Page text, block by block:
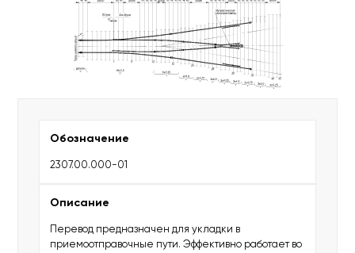
Обозначение
2307.00.000-01
Описание
Перевод предназначен для укладки в
приемоотправочные пути. Эффективно работает во